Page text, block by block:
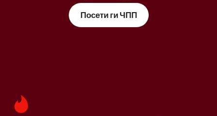
Посети ги ЧПП